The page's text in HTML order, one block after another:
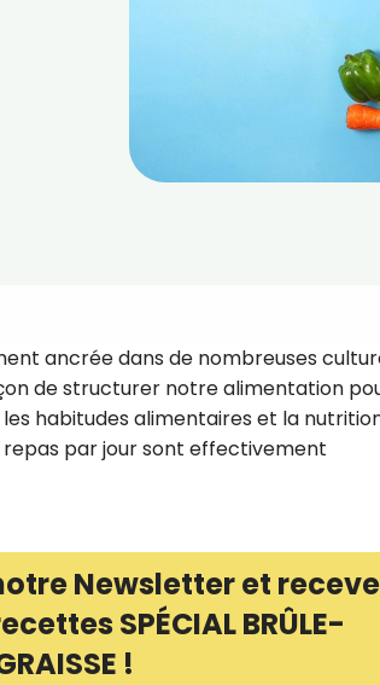
ancrée dans de nombreuses
de structurer notre alimentation
habitudes alimentaires et la
par jour sont effectivement
Newsletter et
SPÉCIAL BRÛLE-
!